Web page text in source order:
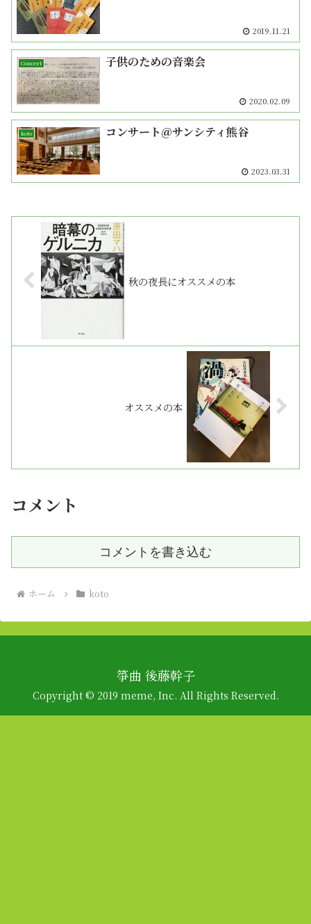
2019.11.21
Concert 子供のための音楽会
2020.02.09
koto コンサート＠サンシティ熊谷
2023.03.31
秋の夜長にオススメの本
オススメの本
コメント
コメントを書き込む
ホーム koto
箏曲 後藤幹子
Copyright © 2019 meme, Inc. All Rights Reserved.